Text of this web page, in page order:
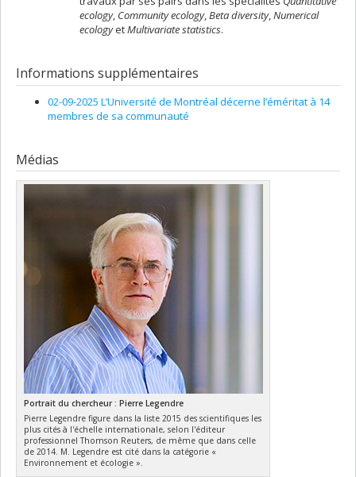
ecology, Community ecology,Beta diversity,Numerical
ecologyetMultivariate statistics.
Informations supplémentaires
02-09-2025 L’Université de Montréal décerne l’éméritat à 14
membres de sa communauté
Médias
Portrait du chercheur : Pierre Legendre
Pierre Legendre figure dans la liste 2015 des scientifiques les
plus cités à l'échelle internationale, selon l'éditeur
professionnel Thomson Reuters, de même que dans celle
de 2014. M. Legendre est cité dans la catégorie «
Environnement et écologie ».